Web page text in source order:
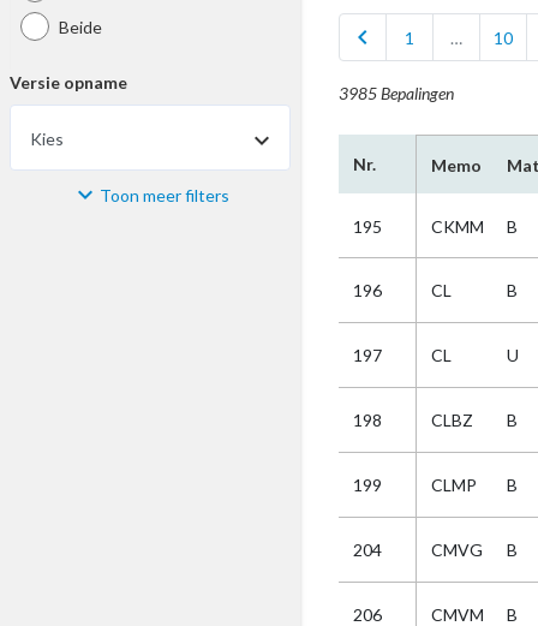
Beide
Versie opname
Kies
Materiaal Toon meer filters
chevron_left 1 … 10
3985 Bepalingen
Nr. Memo
195 CKMM B
196 CL B
197 CL U
198 CLBZ B
199 CLMP B
204 CMVG B
206 CMVM B